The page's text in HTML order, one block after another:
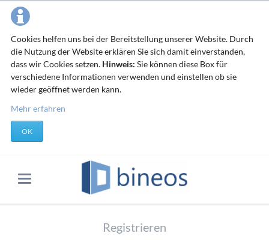
Cookies helfen uns bei der Bereitstellung unserer Website. Durch
die Nutzung der Website erklären Sie sich damit einverstanden,
dass wir Cookies setzen. Hinweis: Sie können diese Box für
verschiedene Informationen verwenden und einstellen ob sie
wieder geöffnet werden kann.
Mehr erfahren
OK
Registrieren